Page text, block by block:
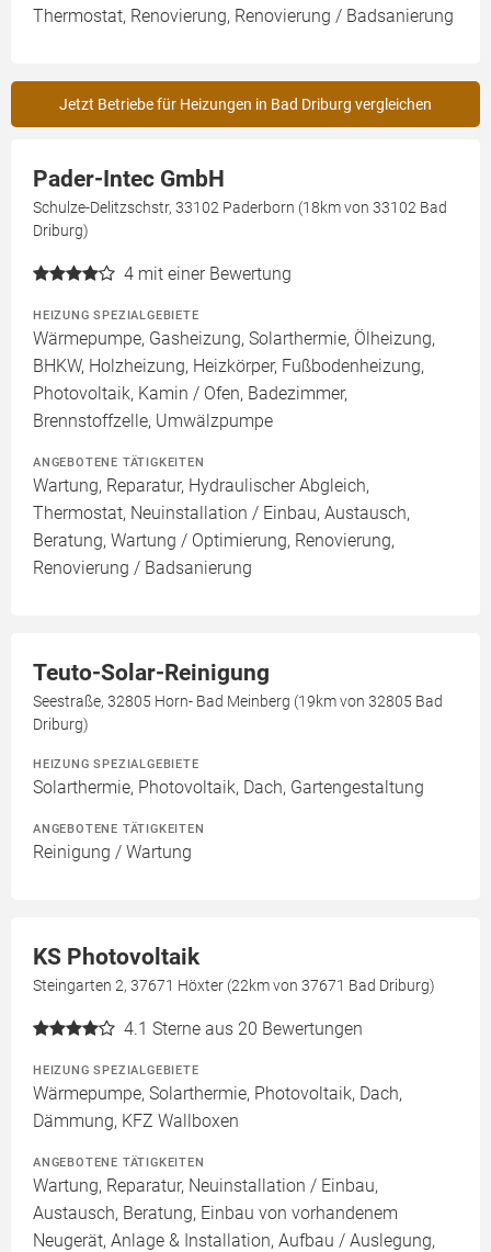
Thermostat, Renovierung, Renovierung / Badsanierung
Jetzt Betriebe für Heizungen in Bad Driburg vergleichen
Pader-Intec GmbH
Schulze-Delitzschstr, 33102 Paderborn (18km von 33102 Bad
Driburg)
4 mit einer Bewertung
HEIZUNG SPEZIALGEBIETE
Wärmepumpe, Gasheizung, Solarthermie, Ölheizung,
BHKW, Holzheizung, Heizkörper, Fußbodenheizung,
Photovoltaik, Kamin / Ofen, Badezimmer,
Brennstoffzelle, Umwälzpumpe
ANGEBOTENE TÄTIGKEITEN
Wartung, Reparatur, Hydraulischer Abgleich,
Thermostat, Neuinstallation / Einbau, Austausch,
Beratung, Wartung / Optimierung, Renovierung,
Renovierung / Badsanierung
Teuto-Solar-Reinigung
Seestraße, 32805 Horn- Bad Meinberg (19km von 32805 Bad
Driburg)
HEIZUNG SPEZIALGEBIETE
Solarthermie, Photovoltaik, Dach, Gartengestaltung
ANGEBOTENE TÄTIGKEITEN
Reinigung / Wartung
KS Photovoltaik
Steingarten 2, 37671 Höxter (22km von 37671 Bad Driburg)
4.1 Sterne aus 20 Bewertungen
HEIZUNG SPEZIALGEBIETE
Wärmepumpe, Solarthermie, Photovoltaik, Dach,
Dämmung, KFZ Wallboxen
ANGEBOTENE TÄTIGKEITEN
Wartung, Reparatur, Neuinstallation / Einbau,
Austausch, Beratung, Einbau von vorhandenem
Neugerät, Anlage & Installation, Aufbau / Auslegung,